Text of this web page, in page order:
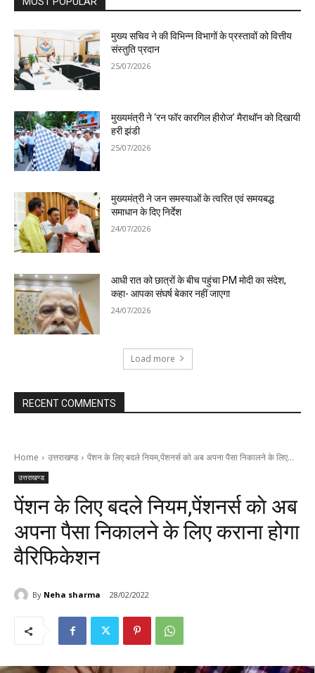
मुख्य सचिव ने की विभिन्न विभागों के प्रस्तावों को वित्तीय
संस्तुति प्रदान
25/07/2026
मुख्यमंत्री ने ‘रन फॉर कारगिल हीरोज’ मैराथॉन को दिखायी
हरी झंडी
25/07/2026
मुख्यमंत्री ने जन समस्याओं के त्वरित एवं समयबद्ध
समाधान के दिए निर्देश
24/07/2026
आधी रात को छात्रों के बीच पहुंचा PM मोदी का संदेश,
कहा- आपका संघर्ष बेकार नहीं जाएगा
24/07/2026
Load more
RECENT COMMENTS